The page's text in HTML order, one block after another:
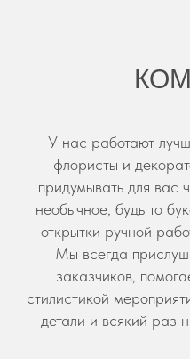
У нас работают
флористы и
придумывать для вас
необычное, будь то
открытки ручной
Мы всегда
заказчиков,
стилистикой
детали и всякий раз